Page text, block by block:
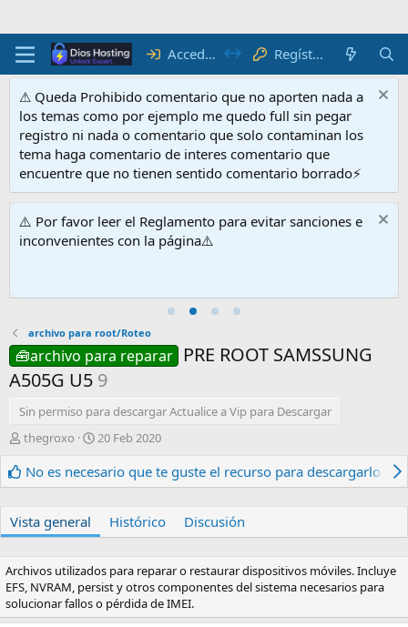
Acceder Regístrate
⚠ Queda Prohibido comentario que no aporten nada a
los temas como por ejemplo me quedo full sin pegar
registro ni nada o comentario que solo contaminan los
tema haga comentario de interes comentario que
encuentre que no tienen sentido comentario borrado⚡
⚠️ Por favor leer el Reglamento para evitar sanciones e
inconvenientes con la página⚠️
archivo para root/Roteo
🧰archivo para reparar
PRE ROOT SAMSSUNG
A505G U5 9
Sin permiso para descargar Actualice a Vip para Descargar
A
t
o
thegroxo
F
c
h
e
r
e
a
c
20 Feb 2020
No es necesario que te guste el recurso para descargarlo.
Vista general Histórico Discusión
Archivos utilizados para reparar o restaurar dispositivos móviles. Incluye
EFS, NVRAM, persist y otros componentes del sistema necesarios para
solucionar fallos o pérdida de IMEI.